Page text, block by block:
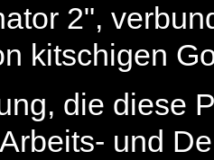
2",
kitschigen
die diese
und